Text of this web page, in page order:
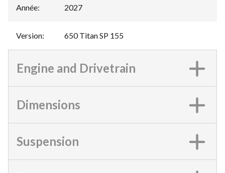
Année: 2027
Version: 650 Titan SP 155
Engine and Drivetrain
Dimensions
Suspension